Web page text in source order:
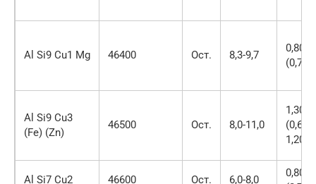
Al Si9 Cu1 Mg 46400 Ост. 8,3-9,7
0,80
(0,70)
Al Si9 Cu3
(Fe) (Zn)
46500 Ост. 8,0-11,0
1,30
(0,60-
1,20)
Al Si7 Cu2 46600 Ост. 6,0-8,0
0,80